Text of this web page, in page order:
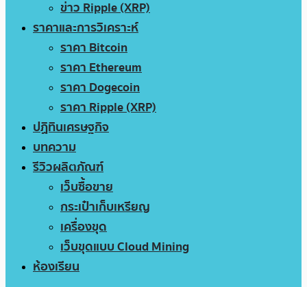
ข่าว Ripple (XRP)
ราคาและการวิเคราะห์
ราคา Bitcoin
ราคา Ethereum
ราคา Dogecoin
ราคา Ripple (XRP)
ปฏิทินเศรษฐกิจ
บทความ
รีวิวผลิตภัณฑ์
เว็บซื้อขาย
กระเป๋าเก็บเหรียญ
เครื่องขุด
เว็บขุดแบบ Cloud Mining
ห้องเรียน